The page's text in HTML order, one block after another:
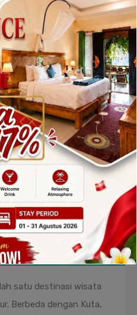
Candidasa
Bali
June 9, 2026
satu destinasi wisata
Berbeda dengan Kuta,